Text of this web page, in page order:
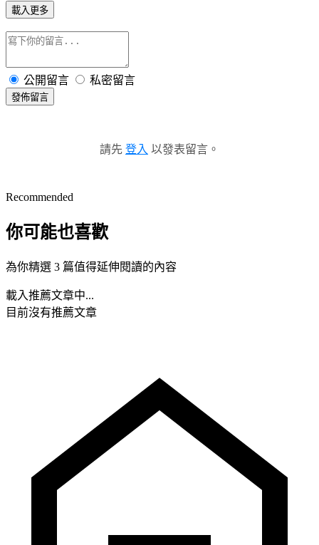
載入更多
公開留言 私密留言
發佈留言
請先 登入 以發表留言。
Recommended
你可能也喜歡
為你精選 3 篇值得延伸閱讀的內容
載入推薦文章中...
目前沒有推薦文章